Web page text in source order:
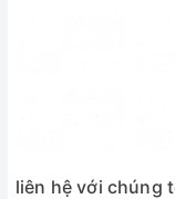
liên hệ với chúng